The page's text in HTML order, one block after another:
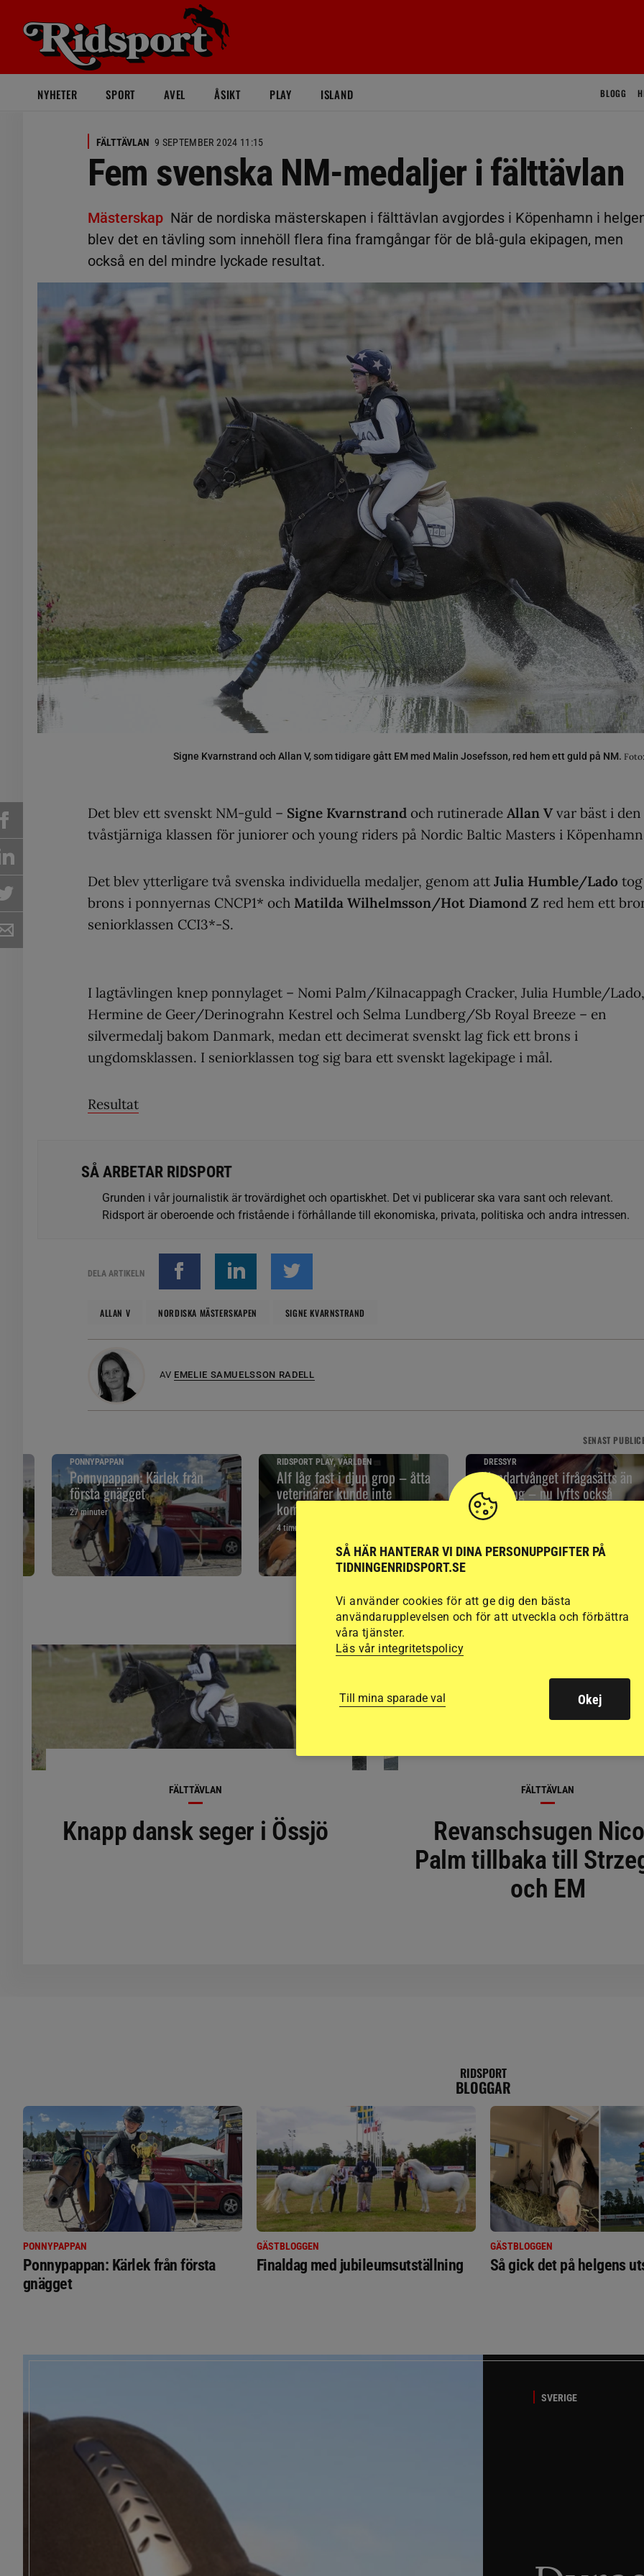
NYHETER SPORT AVEL ÅSIKT PLAY ISLAND BLOGG
FÄLTTÄVLAN 9 SEPTEMBER 2024 11:15
Fem svenska NM-medaljer i fälttävlan
Mästerskap När de nordiska mästerskapen i fälttävlan avgjordes i Köpenhamn i
blev det en tävling som innehöll flera fina framgångar för de blå-gula ekipagen, men
också en del mindre lyckade resultat.
Signe Kvarnstrand och Allan V, som tidigare gått EM med Malin Josefsson, red hem ett guld på NM.
Det blev ett svenskt NM-guld – Signe Kvarnstrand och rutinerade Allan V var bäst i den
tvåstjärniga klassen för juniorer och young riders på Nordic Baltic Masters i
Det blev ytterligare två svenska individuella medaljer, genom att Julia Humble/Lado tog
brons i ponnyernas CNCP1* och Matilda Wilhelmsson/Hot Diamond Z red hem ett
seniorklassen CCI3*-S.
I lagtävlingen knep ponnylaget – Nomi Palm/Kilnacappagh Cracker, Julia Humble/Lado,
Hermine de Geer/Derinograhn Kestrel och Selma Lundberg/Sb Royal Breeze – en
silvermedalj bakom Danmark, medan ett decimerat svenskt lag fick ett brons i
ungdomsklassen. I seniorklassen tog sig bara ett svenskt lagekipage i mål.
Resultat
SÅ ARBETAR RIDSPORT
Grunden i vår journalistik är trovärdighet och opartiskhet. Det vi publicerar ska vara sant och relevant.
Ridsport är oberoende och fristående i förhållande till ekonomiska, privata, politiska och andra intressen.
DELA ARTIKELN
ALLAN V NORDISKA MÄSTERSKAPEN SIGNE KVARNSTRAND
AV EMELIE SAMUELSSON RADELL
SENAST
PONNYPAPPAN
Ponnypappan: Kärlek från
första gnägget
27 minuter
RIDSPORT PLAY, VÄRLDEN
Alf låg fast i djup grop – åtta
veterinärer kunde inte
komma
4 timmar
DRESSYR
Kandartvånget ifrågasätts än
en gång – nu lyfts också
kindkedjan
RELATERAD LÄSNING
FÄLTTÄVLAN
Knapp dansk seger i Össjö
FÄLTTÄVLAN
Revanschsugen
Palm tillbaka till
och EM
RIDSPORT
BLOGGAR
PONNYPAPPAN
Ponnypappan: Kärlek från första
gnägget
GÄSTBLOGGEN
Finaldag med jubileumsutställning
GÄSTBLOGGEN
Så gick det på helgens
SVERIGE
SÅ HÄR HANTERAR VI DINA PERSONUPPGIFTER PÅ
TIDNINGENRIDSPORT.SE
Vi använder cookies för att ge dig den bästa
användarupplevelsen och för att utveckla och förbättra
våra tjänster.
Läs vår integritetspolicy
Till mina sparade val Okej